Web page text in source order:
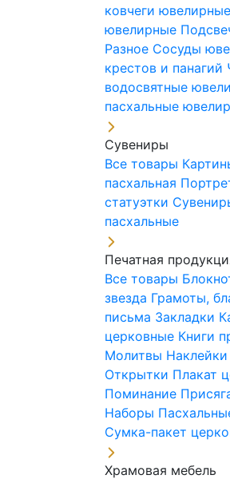
ковчеги ювелирные
ювелирные
Разное Сосуды
крестов и панагий
водосвятные
пасхальные
Сувениры
Все товары
пасхальная
статуэтки
пасхальные
Печатная
Все товары
звезда Грамоты,
письма Закладки
церковные Книги
Молитвы
Открытки Плакат
Поминание
Наборы
Сумка-пакет
Храмовая мебель